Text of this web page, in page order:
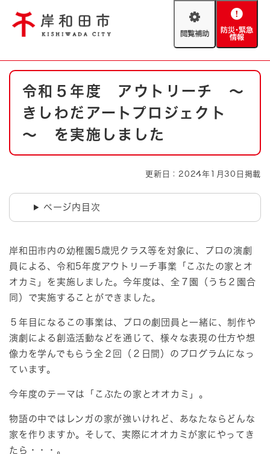
閲
助
防
緊
やさしい日本語
標準
防災・緊急情報 救急・消防
ハザードマップ AED設置箇所
本
令和５年度 アウトリーチ ～
きしわだアートプロジェクト
～ を実施しました
更新日：2024年1月30日掲載
ページ内目次
岸和田市内の幼稚園5歳児クラス等を対象に、プロの演劇
員による、令和5年度アウトリーチ事業「こぶたの家とオ
オカミ」を実施しました。今年度は、全７園（うち２園合
同）で実施することができました。
５年目になるこの事業は、プロの劇団員と一緒に、制作や
演劇による創造活動などを通じて、様々な表現の仕方や想
像力を学んでもらう全２回（２日間）のプログラムになっ
ています。
今年度のテーマは「こぶたの家とオオカミ」。
物語の中ではレンガの家が強いけれど、あなたならどんな
家を作りますか。そして、実際にオオカミが家にやってき
たら・・・。